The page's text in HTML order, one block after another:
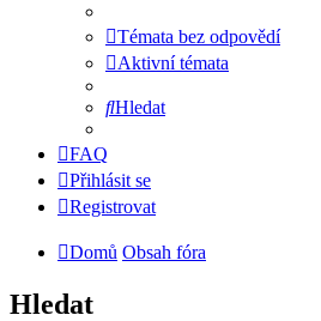
Témata bez odpovědí
Aktivní témata
Hledat
FAQ
Přihlásit se
Registrovat
Domů Obsah fóra
Hledat